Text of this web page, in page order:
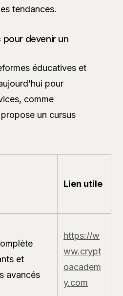
tendances.
devenir un
éducatives et
pour
comme
un cursus
Lien utile
et
avancés
https://w
ww.crypt
oacadem
y.com